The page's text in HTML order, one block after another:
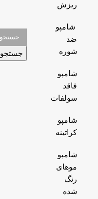
ریزش
شامپو
ضد
شوره
شامپو
فاقد
سولفات
شامپو
کراتینه
شامپو
موهای
رنگ
شده
جستجو